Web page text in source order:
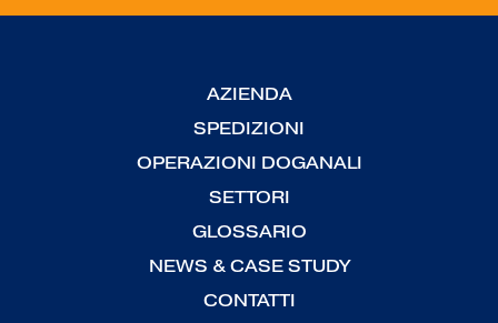
AZIENDA
SPEDIZIONI
OPERAZIONI DOGANALI
SETTORI
GLOSSARIO
NEWS & CASE STUDY
CONTATTI